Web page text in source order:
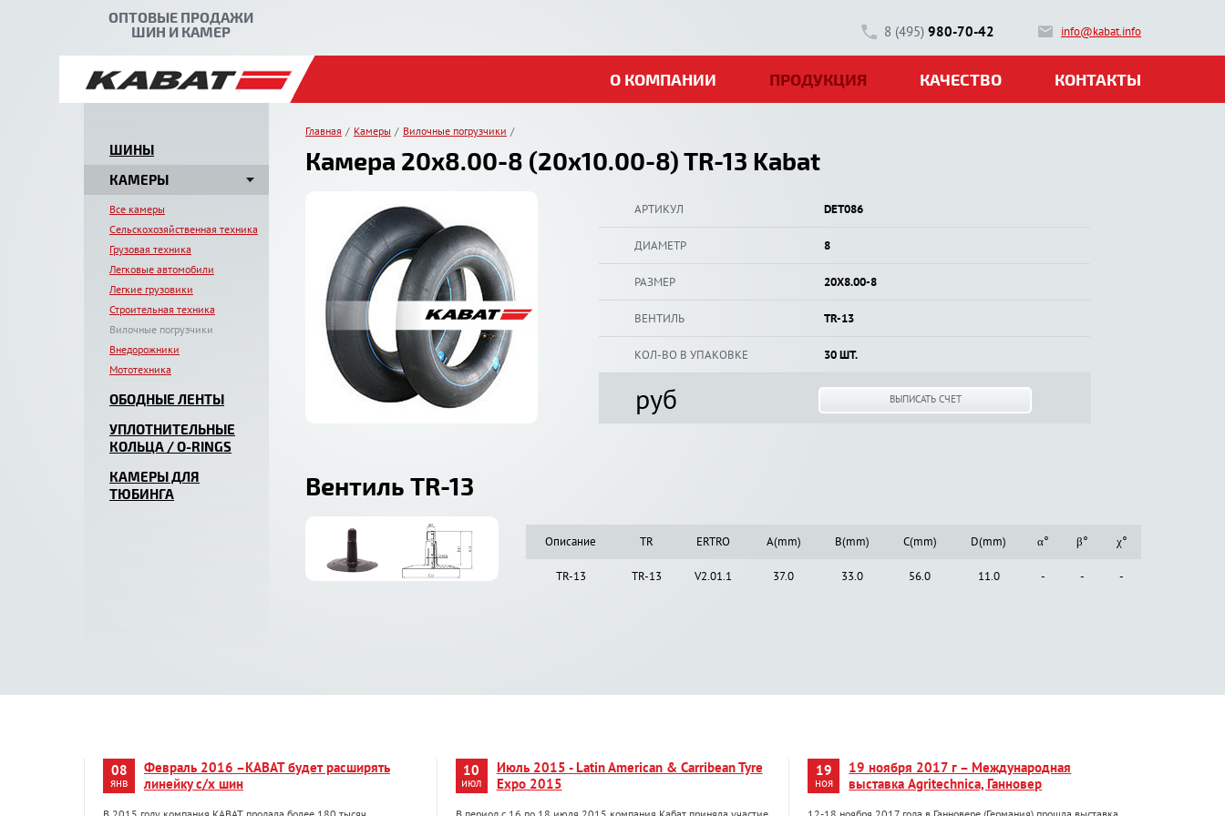
ОПТОВЫЕ ПРОДАЖИ
ШИН И КАМЕР
8 (495) 980-70-42 info@kabat.info
О КОМПАНИИ ПРОДУКЦИЯ КАЧЕСТВО КОНТАКТЫ
ШИНЫ
КАМЕРЫ
Все камеры
Сельскохозяйственная техника
Грузовая техника
Легковые автомобили
Легкие грузовики
Строительная техника
Вилочные погрузчики
Внедорожники
Мототехника
ОБОДНЫЕ ЛЕНТЫ
УПЛОТНИТЕЛЬНЫЕ
КОЛЬЦА / O-RINGS
КАМЕРЫ ДЛЯ
ТЮБИНГА
Главная Камеры Вилочные погрузчики
Камера 20x8.00-8 (20x10.00-8) TR-13 Kabat
АРТИКУЛ DET086
ДИАМЕТР 8
РАЗМЕР 20X8.00-8
ВЕНТИЛЬ TR-13
КОЛ-ВО В УПАКОВКЕ 30 ШТ.
руб ВЫПИСАТЬ СЧЕТ
Вентиль TR-13
Описание TR ERTRO A(mm) B(mm) C(mm) D(mm) α° β° χ°
TR-13 TR-13 V2.01.1 37.0 33.0 56.0 11.0 - - -
08
янв
Февраль 2016 –KABAT будет расширять
линейку с/х шин
10
июл
Июль 2015 - Latin American & Carribean Tyre
Expo 2015
19
ноя
19 ноября 2017 г – Международная
выставка Agritechnica, Ганновер